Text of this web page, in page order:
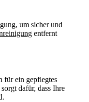
um sicher und
entfernt
für ein gepflegtes
sorgt dafür, dass Ihre